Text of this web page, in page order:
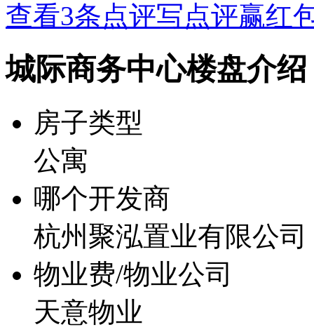
查看3条点评写点评赢红
城际商务中心楼盘介绍
房子类型
公寓
哪个开发商
杭州聚泓置业有限公司
物业费/物业公司
天意物业